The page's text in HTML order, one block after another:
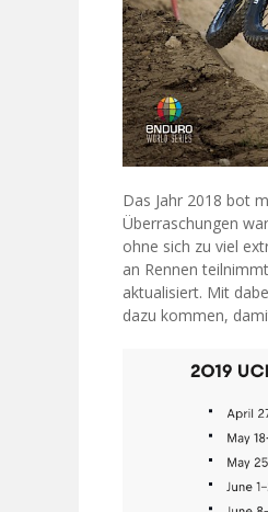
Das Jahr 2018 bot
Überraschungen
ohne sich zu viel
an Rennen
aktualisiert. Mit
dazu kommen,